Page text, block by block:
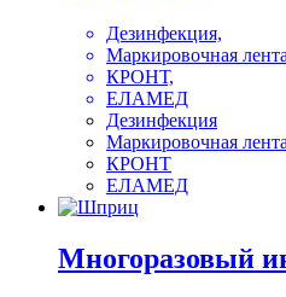
Дезинфекция,
Маркировочная
КРОНТ,
ЕЛАМЕД
Дезинфекция
Маркировочная
КРОНТ
ЕЛАМЕД
Многоразовый